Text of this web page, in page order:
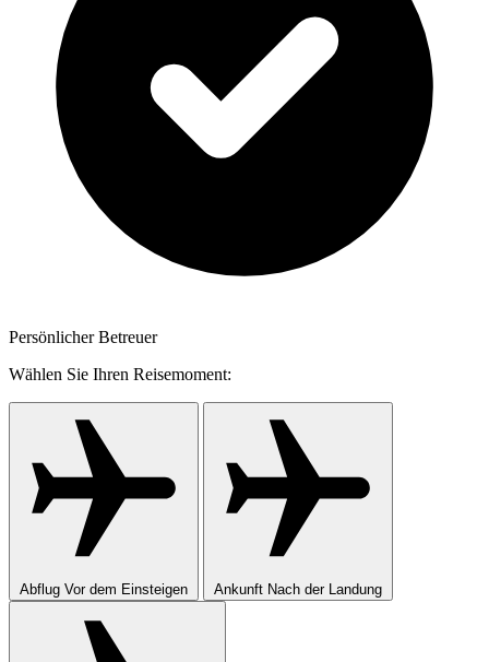
Persönlicher Betreuer
Wählen Sie Ihren Reisemoment:
Abflug Vor dem Einsteigen Ankunft Nach der Landung